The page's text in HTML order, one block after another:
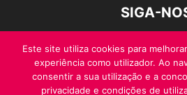
SIGA-
Este site utiliza cookies para
experiência como utilizador. Ao
consentir a sua utilização e a
privacidade e condições de